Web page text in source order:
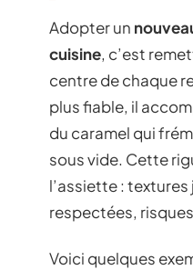
Adopter un
cuisine, c’est
centre de chaque
plus fiable, il
du caramel qui
sous vide. Cette
l’assiette :
respectées,
Voici quelques